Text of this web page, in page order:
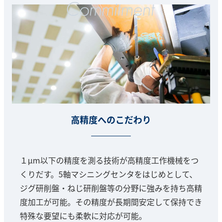
高精度へのこだわり
１μm以下の精度を測る技術が高精度工作機械をつ
くりだす。5軸マシニングセンタをはじめとして、
ジグ研削盤・ねじ研削盤等の分野に強みを持ち高精
度加工が可能。その精度が長期間安定して保持でき
特殊な要望にも柔軟に対応が可能。